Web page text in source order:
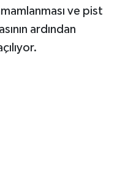
ve pist
ardından